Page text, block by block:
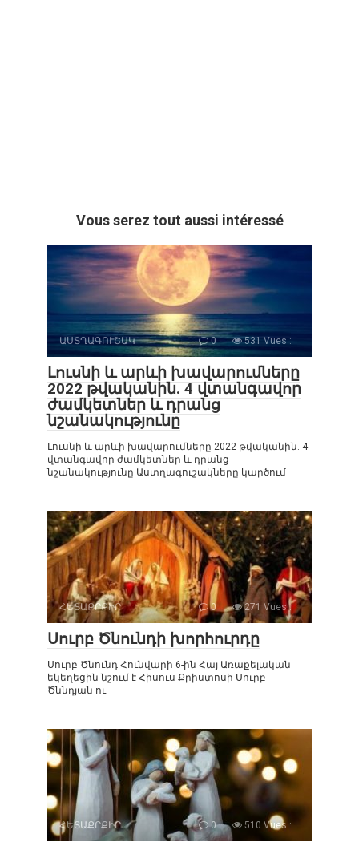
Vous serez tout aussi intéressé
ԱՍՏՂԱԳՈՒՇԱԿ 0 531 Vues :
Լուսնի և արևի խավարումները
2022 թվականին. 4 վտանգավոր
ժամկետներ և դրանց
նշանակությունը
Լուսնի և արևի խավարումները 2022 թվականին. 4
վտանգավոր ժամկետներ և դրանց
նշանակությունը Աստղագուշակները կարծում
ՀԵՏԱՔՐՔԻՐ 0 271 Vues :
Սուրբ Ծնունդի խորհուրդը
Սուրբ Ծնունդ Հունվարի 6-ին Հայ Առաքելական
եկեղեցին նշում է Հիսուս Քրիստոսի Սուրբ
Ծննդյան ու
ՀԵՏԱՔՐՔԻՐ 0 510 Vues :